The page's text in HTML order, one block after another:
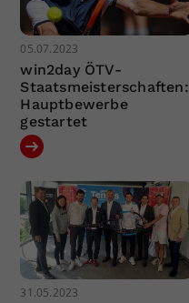
05.07.2023
win2day ÖTV-
Staatsmeisterschaften:
Hauptbewerbe
gestartet
31.05.2023